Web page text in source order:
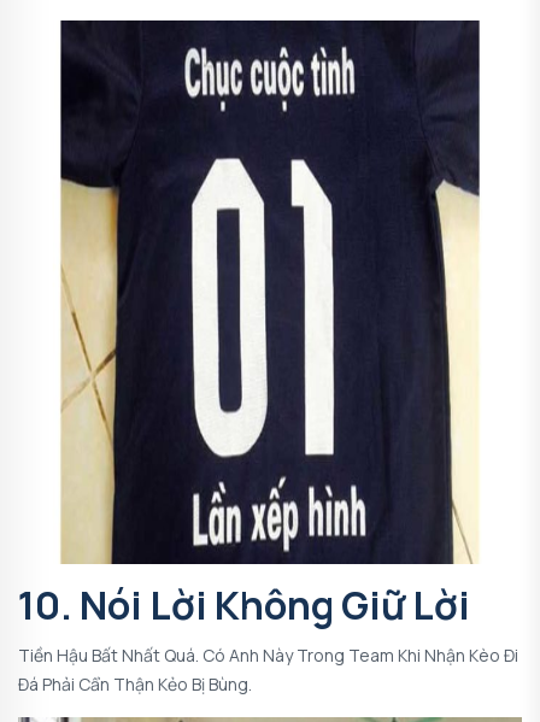
10. Nói Lời Không Giữ Lời
Tiền Hậu Bất Nhất Quá. Có Anh Này Trong Team Khi Nhận Kèo Đi
Đá Phải Cẩn Thận Kẻo Bị Bùng.